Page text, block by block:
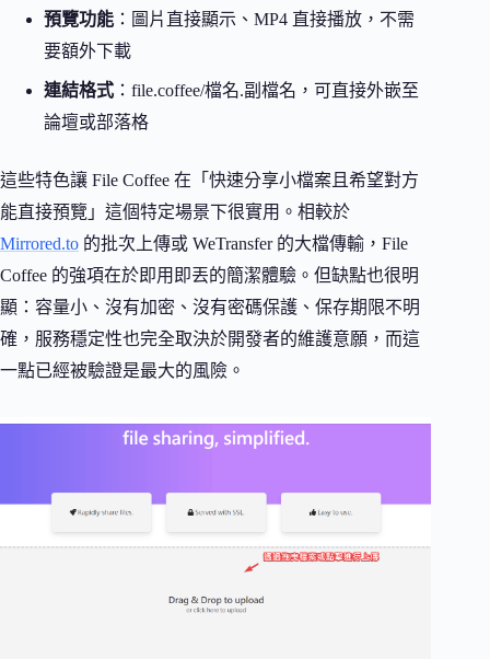
預覽功能 ：圖片直接顯示、MP4 直接播放，不需
要額外下載
連結格式 ：file.coffee/檔名.副檔名，可直接外嵌至
論壇或部落格
這些特色讓 File Coffee 在「快速分享小檔案且希望對方
能直接預覽」這個特定場景下很實用。相較於
Mirrored.to 的批次上傳或 WeTransfer 的大檔傳輸，File
Coffee 的強項在於即用即丟的簡潔體驗。但缺點也很明
顯：容量小、沒有加密、沒有密碼保護、保存期限不明
確，服務穩定性也完全取決於開發者的維護意願，而這
一點已經被驗證是最大的風險。